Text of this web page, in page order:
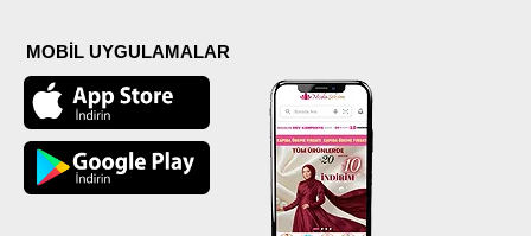
MOBİL UYGULAMALAR